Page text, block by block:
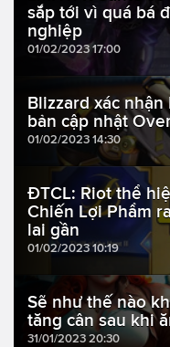
sắp tới vì quá bá
nghiệp
01/02/2023 17:00
Blizzard xác
bản cập nhật
01/02/2023 14:30
ĐTCL: Riot thể
Chiến Lợi Phẩm
lai gần
01/02/2023 10:19
Sẽ như thế nào
tăng cân sau khi
31/01/2023 20:30